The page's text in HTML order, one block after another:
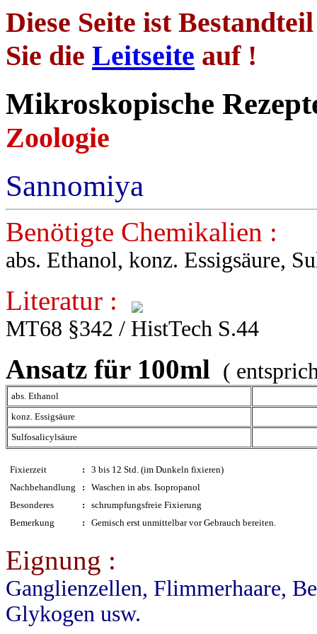
Diese Seite ist
Sie die Leitseite auf !
Mikroskopische
Zoologie
Sannomiya
Benötigte Chemikalien :
abs. Ethanol, konz. Essigsäure,
Literatur :
MT68 §342 / HistTech S.44
Ansatz für 100ml (
abs. Ethanol
konz. Essigsäure
Sulfosalicylsäure
Fixierzeit :
3 bis 12 Std. (im Dunkeln fixieren)
Nachbehandlung
:
Waschen in abs. Isopropanol
Besonderes
:
schrumpfungsfreie Fixierung
Bemerkung
: Gemisch erst unmittelbar vor Gebrauch bereiten.
Eignung :
Ganglienzellen, Flimmerhaare,
Glykogen usw.